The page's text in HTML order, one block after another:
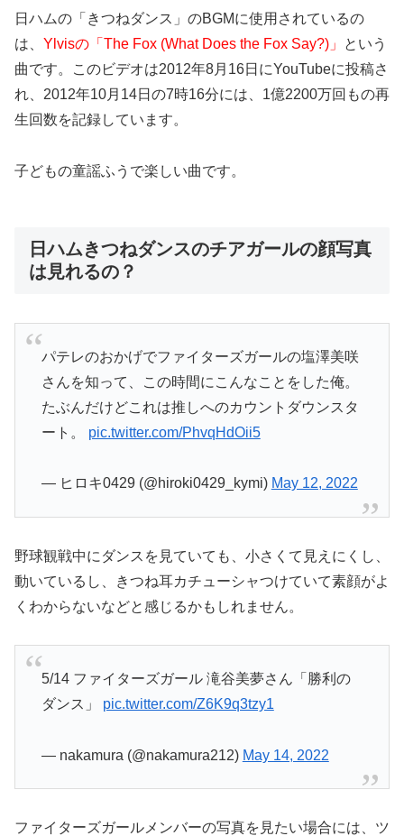
日ハムの「きつねダンス」のBGMに使用されているの
は、 Ylvisの「The Fox (What Does the Fox Say?)」
という
曲です。このビデオは2012年8月16日にYouTubeに投稿さ
れ、2012年10月14日の7時16分には、1億2200万回もの再
生回数を記録しています。
子どもの童謡ふうで楽しい曲です。
日ハムきつねダンスのチアガールの顔写真
は見れるの？
パテレのおかげでファイターズガールの塩澤美咲
さんを知って、この時間にこんなことをした俺。
たぶんだけどこれは推しへのカウントダウンスタ
ート。 pic.twitter.com/PhvqHdOii5
— ヒロキ0429 (@hiroki0429_kymi) May 12, 2022
野球観戦中にダンスを見ていても、小さくて見えにくし、
動いているし、きつね耳カチューシャつけていて素顔がよ
くわからないなどと感じるかもしれません。
5/14 ファイターズガール 滝谷美夢さん「勝利の
ダンス」 pic.twitter.com/Z6K9q3tzy1
— nakamura (@nakamura212) May 14, 2022
ファイターズガールメンバーの写真を見たい場合には、ツ